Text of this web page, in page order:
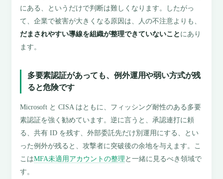
にある、というだけで判断は難しくなります。したがっ
て、企業で被害が大きくなる原因は、人の不注意よりも、
だまされやすい導線を組織が整理できていないこと にあり
ます。
多要素認証があっても、例外運用や弱い方式が残
ると危険です
Microsoft と CISA はともに、フィッシング耐性のある多要
素認証を強く勧めています。逆に言うと、承認連打に頼
る、共有 ID を残す、外部委託先だけ別運用にする、とい
った例外が残ると、攻撃者に突破後の余地を与えます。こ
こはMFA未適用アカウントの整理 と一緒に見るべき領域で
す。